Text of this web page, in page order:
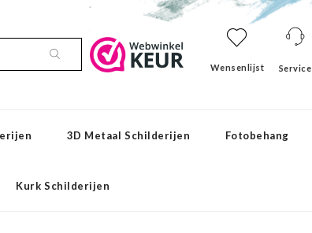
Wensenlijst Service
3D Metaal Schilderijen Fotobehang
Kurk Schilderijen